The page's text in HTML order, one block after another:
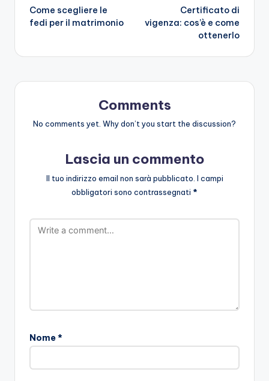
navigation
Come scegliere le
fedi per il matrimonio
Certificato di
vigenza: cos’è e come
ottenerlo
Comments
No comments yet. Why don’t you start the discussion?
Lascia un commento
Il tuo indirizzo email non sarà pubblicato. I campi
obbligatori sono contrassegnati *
Nome*